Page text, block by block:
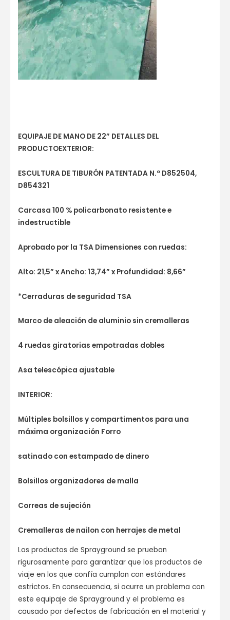
EQUIPAJE DE MANO DE 22” DETALLES DEL
PRODUCTOEXTERIOR:
ESCULTURA DE TIBURÓN PATENTADA N.º D852504,
D854321
Carcasa 100 % policarbonato resistente e
indestructible
Aprobado por la TSA Dimensiones con ruedas:
Alto: 21,5” x Ancho: 13,74” x Profundidad: 8,66”
*Cerraduras de seguridad TSA
Marco de aleación de aluminio sin cremalleras
4 ruedas giratorias empotradas dobles
Asa telescópica ajustable
INTERIOR:
Múltiples bolsillos y compartimentos para una
máxima organización Forro
satinado con estampado de dinero
Bolsillos organizadores de malla
Correas de sujeción
Cremalleras de nailon con herrajes de metal
Los productos de Sprayground se prueban
rigurosamente para garantizar que los productos de
viaje en los que confía cumplan con estándares
estrictos. En consecuencia, si ocurre un problema con
este equipaje de Sprayground y el problema es
causado por defectos de fabricación en el material y